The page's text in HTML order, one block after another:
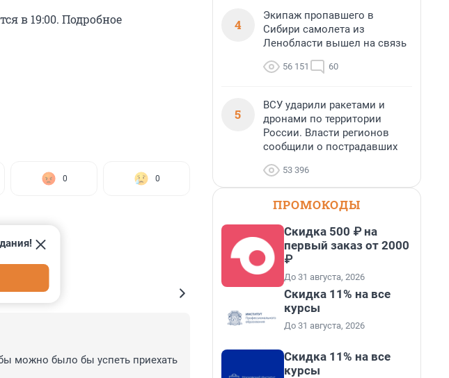
в 19:00. Подробное
0 0
можно было бы успеть приехать
4
Экипаж пропавшего в
Сибири самолета из
Ленобласти вышел на связь
56 151 60
5
ВСУ ударили ракетами и
дронами по территории
России. Власти регионов
сообщили о пострадавших
53 396
ПРОМОКОДЫ
Скидка 500 ₽ на
первый заказ от 2000
₽
До 31 августа, 2026
Скидка 11% на все
курсы
До 31 августа, 2026
Скидка 11% на все
курсы